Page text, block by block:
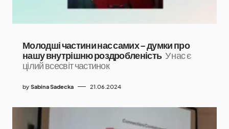
Молодші частини нас самих – думки про
нашу внутрішню роздробленість У нас є
цілий всесвіт частинок
by Sabina Sadecka 21.06.2024